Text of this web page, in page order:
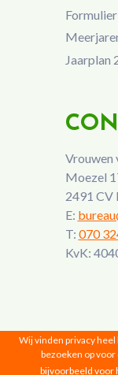
Jaarplan
Vrouwen
Moezel
2491 CV
E:
T: 070
KvK:
Vrouwen
Wij vinden privacy
bezoeken op
bijvoorbeeld voor